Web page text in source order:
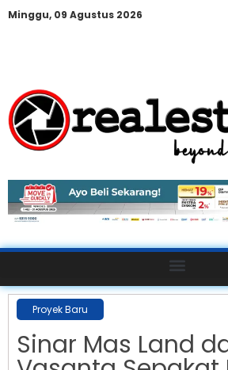
Minggu, 09 Agustus 2026
Proyek Baru
Sinar Mas Land